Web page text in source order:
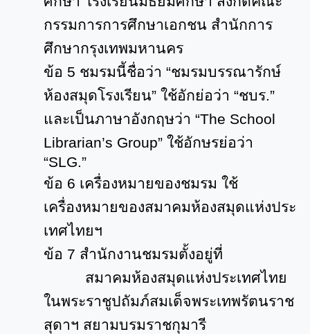
กรรมการการศึกษาเอกชน สำนักการ
ศึกษากรุงเทพมหานคร
ข้อ 5 ชมรมนี้ชื่อว่า “ชมรมบรรณารักษ์
ห้องสมุดโรงเรียน” ใช้อักย่อว่า “ชบร.”
และเป็นภาษาอังกฤษว่า “The School
Librarian’s Group” ใช้อักษรย่อว่า
“SLG.”
ข้อ 6 เครื่องหมายของชมรม ใช้
เครื่องหมายของสมาคมห้องสมุดแห่งประ
เทศไทยฯ
ข้อ 7 สำนักงานชมรมตั้งอยู่ที่
สมาคมห้องสมุดแห่งประเทศไทย
ในพระราชูปถัมภ์สมเด็จพระเทพรัตนราช
สุดาฯ สยามบรมราชกุมารี